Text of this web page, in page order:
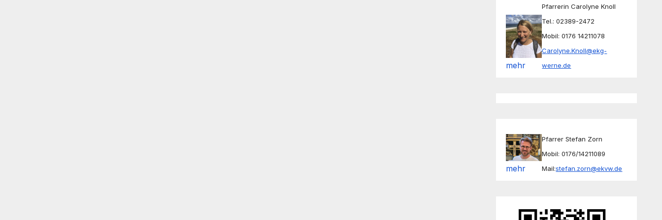
mehr
Pfarrerin Carolyne Knoll
Tel.: 02389-2472
Mobil: 0176 14211078
Carolyne.Knoll@ekg-
werne.de
mehr
Pfarrer Stefan Zorn
Mobil: 0176/14211089
Mail:stefan.zorn@ekvw.de